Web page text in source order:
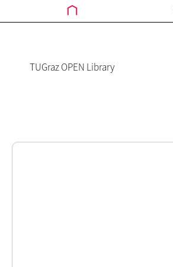
TUGraz OPEN Library